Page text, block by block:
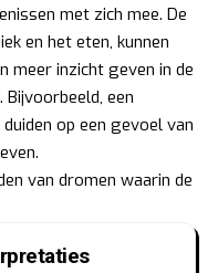
met zich mee. De
en het eten, kunnen
meer inzicht geven in de
een
op een gevoel van
van dromen waarin de